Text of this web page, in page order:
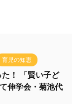
育児の知恵
！ 「賢い子ど
伸学会・菊池代